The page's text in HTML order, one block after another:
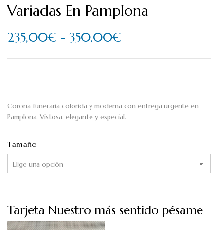
Variadas En Pamplona
235,00€ - 350,00€
Corona funeraria colorida y moderna con entrega urgente en
Pamplona. Vistosa, elegante y especial.
Tamaño
Tarjeta Nuestro más sentido pésame